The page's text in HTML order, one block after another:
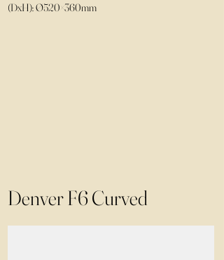
(DxH): Ø520×360mm
Denver F6 Curved